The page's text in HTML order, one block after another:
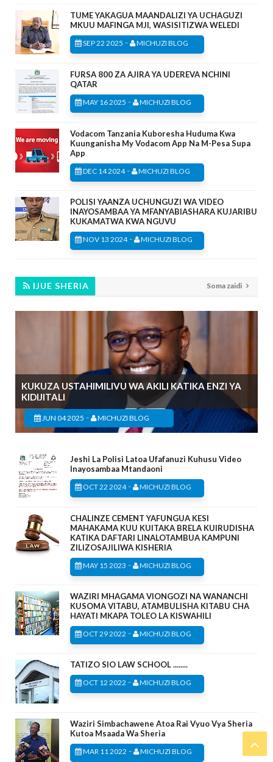
TUME YAKAGUA MAANDALIZI YA UCHAGUZI
MKUU MAFINGA MJI, WASISITIZWA WELEDI
SEP 22 2025 - MICHUZI BLOG
FURSA 800 ZA AJIRA YA UDEREVA NCHINI
QATAR
MAY 16 2025 - MICHUZI BLOG
Vodacom Tanzania Kuboresha Huduma Kwa
Kuunganisha My Vodacom App Na M-Pesa Supa
App
DEC 14 2024- MICHUZI BLOG
POLISI YAANZA UCHUNGUZI WA VIDEO
INAYOSAMBAA YA MFANYABIASHARA KUJARIBU
KUKAMATWA KWA NGUVU
NOV 13 2024- MICHUZI BLOG
IJUE SHERIA Soma zaidi
KUKUZA USTAHIMILIVU WA AKILI KATIKA ENZI YA
KIDIJITALI
JUN 04 2025 - MICHUZI BLOG
Jeshi La Polisi Latoa Ufafanuzi Kuhusu Video
Inayosambaa Mtandaoni
OCT 22 2024- MICHUZI BLOG
CHALINZE CEMENT YAFUNGUA KESI
MAHAKAMA KUU KUITAKA BRELA KUIRUDISHA
KATIKA DAFTARI LINALOTAMBUA KAMPUNI
ZILIZOSAJILIWA KISHERIA
MAY 15 2023 - MICHUZI BLOG
WAZIRI MHAGAMA VIONGOZI NA WANANCHI
KUSOMA VITABU, ATAMBULISHA KITABU CHA
HAYATI MKAPA TOLEO LA KISWAHILI
OCT 29 2022 - MICHUZI BLOG
TATIZO SIO LAW SCHOOL ........
OCT 12 2022 - MICHUZI BLOG
Waziri Simbachawene Atoa Rai Vyuo Vya Sheria
Kutoa Msaada Wa Sheria
MAR 11 2022 - MICHUZI BLOG